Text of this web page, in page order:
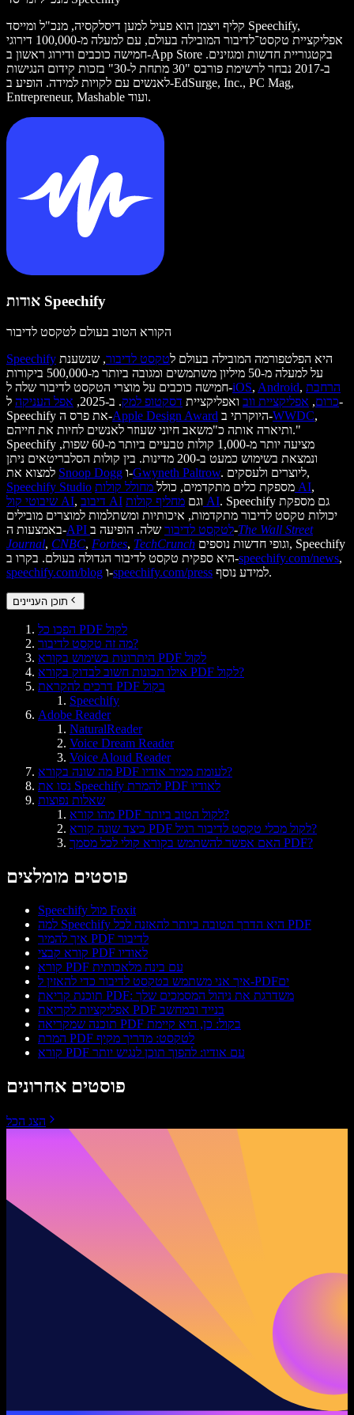
קליף ויצמן הוא פעיל למען דיסלקסיה, מנכ"ל ומייסד Speechify,
אפליקציית טקסט־לדיבור המובילה בעולם, עם למעלה מ-100,000 דירוגי
חמישה כוכבים ודירוג ראשון ב-App Store בקטגוריית חדשות ומגזינים.
ב-2017 נבחר לרשימת פורבס "30 מתחת ל-30" בזכות קידום הנגישות
לאנשים עם לקויות למידה. הופיע ב-EdSurge, Inc., PC Mag,
Entrepreneur, Mashable ועוד.
אודות Speechify
הקורא הטוב בעולם לטקסט לדיבור
Speechify
היא הפלטפורמה המובילה בעולם לטקסט לדיבור, שנשענת
על למעלה מ-50 מיליון משתמשים ומגובה ביותר מ-500,000 ביקורות
חמישה כוכבים על מוצרי הטקסט לדיבור שלה ל-iOS, Android, הרחבת
כרום, אפליקציית ווב ואפליקציית דסקטופ למק. ב-2025, אפל העניקה ל-
Speechify את פרס ה-Apple Design Award היוקרתי ב-WWDC,
ותיארה אותה כ"משאב חיוני שעוזר לאנשים לחיות את חייהם."
Speechify מציעה יותר מ-1,000 קולות טבעיים ביותר מ-60 שפות,
ונמצאת בשימוש כמעט ב-200 מדינות. בין קולות הסלבריטאים ניתן
Snoop Dogg ו-Gwyneth Paltrow
. ליוצרים ולעסקים,
Speechify Studio
מספקת כלים מתקדמים, כולל מחולל קולות AI,
שיבוטי קול AI, דיבוב AI וגם מחליף קולות AI. Speechify גם מספקת
יכולות טקסט לדיבור מתקדמות, איכותיות ומשתלמות למוצרים מובילים
באמצעות ה-
API לטקסט לדיבורשלה. הופיעה ב-The Wall Street
Journal, CNBC, Forbes, TechCrunch
היא ספקית טקסט לדיבור הגדולה בעולם. בקרו ב-speechify.com/news,
speechify.com/blog ו-speechify.com/press למידע נוסף.
תוכן העניינים
הפכו כל PDF לקול
מה זה טקסט לדיבור?
היתרונות בשימוש בקורא PDF לקול
אילו תכונות חשוב לבדוק בקורא PDF לקול?
דרכים להקראת PDF בקול
Speechify
Adobe Reader
NaturalReader
Voice Dream Reader
Voice Aloud Reader
מה שונה בקורא PDF לעומת ממיר אודיו?
נסו את Speechify להמרת PDF לאודיו
שאלות נפוצות
מהו קורא PDF לקול הטוב ביותר?
כיצד שונה קורא PDF לקול מכלי טקסט לדיבור רגיל?
האם אפשר להשתמש בקורא קולי לכל מסמך PDF?
פוסטים מומלצים
Speechify מול Foxit
למה Speechify היא הדרך הטובה ביותר להאזנה לכל PDF
איך להמיר PDF לדיבור
קורא קבצי PDF לאודיו
קורא PDF עם בינה מלאכותית
איך אני משתמש בטקסט לדיבור כדי להאזין ל-PDFים
תוכנת קריאת PDF: משדרגת את ניהול המסמכים שלך
אפליקציות לקריאת PDF בנייד ובמחשב
תוכנה שמקריאה PDF בקול: כן, היא קיימת
המרת PDF לטקסט: מדריך מקיף
קורא PDF עם אודיו: להפוך תוכן לנגיש יותר
פוסטים אחרונים
הצג הכל